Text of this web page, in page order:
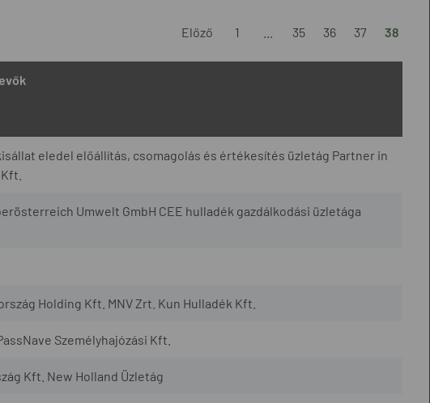
Előző 1 35 36 37 38
eledel előállítás, csomagolás és értékesítés üzletág Partner in
Umwelt GmbH CEE hulladék gazdálkodási üzletága
Holding Kft. MNV Zrt. Kun Hulladék Kft.
Személyhajózási Kft.
Kft. New Holland Üzletág